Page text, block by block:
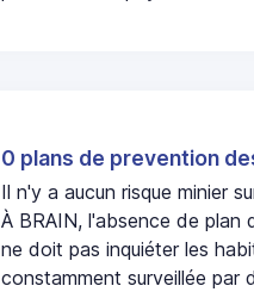
0 plans de prevention
Il n'y a aucun risque minier
À BRAIN, l'absence de plan
ne doit pas inquiéter les
constamment surveillée par